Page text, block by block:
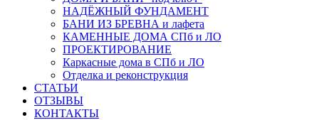
НАДЁЖНЫЙ ФУНДАМЕНТ
БАНИ ИЗ БРЕВНА и лафета
КАМЕННЫЕ ДОМА СПб и ЛО
ПРОЕКТИРОВАНИЕ
Каркасные дома в СПб и ЛО
Отделка и реконструкция
СТАТЬИ
ОТЗЫВЫ
КОНТАКТЫ